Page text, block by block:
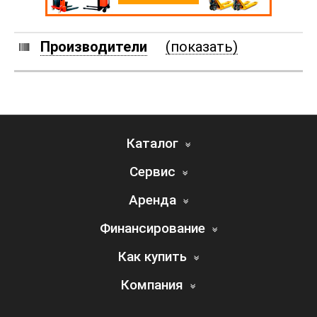
Производители (показать)
Каталог
Сервис
Аренда
Финансирование
Как купить
Компания